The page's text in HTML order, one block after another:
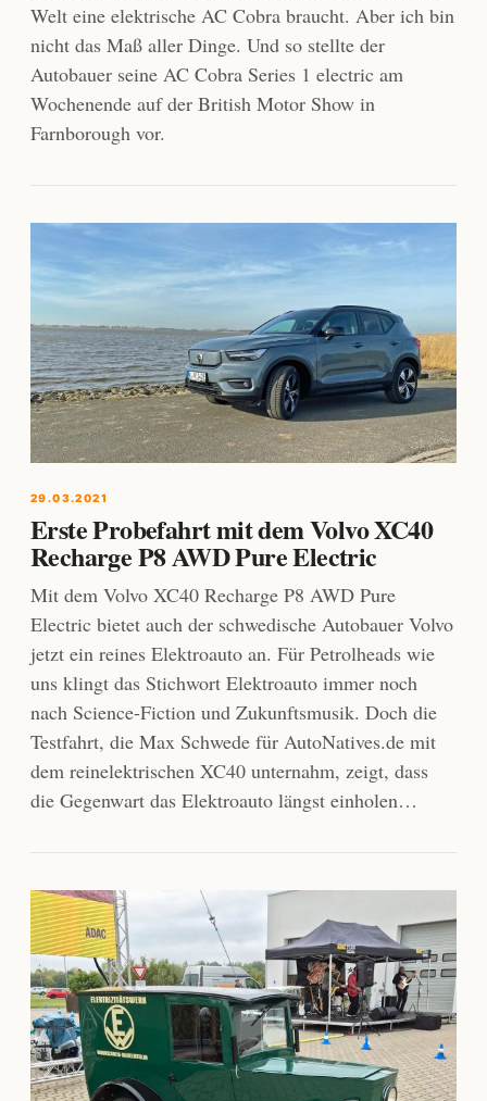
Welt eine elektrische AC Cobra braucht. Aber ich bin
nicht das Maß aller Dinge. Und so stellte der
Autobauer seine AC Cobra Series 1 electric am
Wochenende auf der British Motor Show in
Farnborough vor.
29.03.2021
Erste Probefahrt mit dem Volvo XC40
Recharge P8 AWD Pure Electric
Mit dem Volvo XC40 Recharge P8 AWD Pure
Electric bietet auch der schwedische Autobauer Volvo
jetzt ein reines Elektroauto an. Für Petrolheads wie
uns klingt das Stichwort Elektroauto immer noch
nach Science-Fiction und Zukunftsmusik. Doch die
Testfahrt, die Max Schwede für AutoNatives.de mit
dem reinelektrischen XC40 unternahm, zeigt, dass
die Gegenwart das Elektroauto längst einholen…